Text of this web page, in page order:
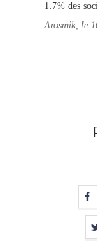
1.7% des
Arosmik, le